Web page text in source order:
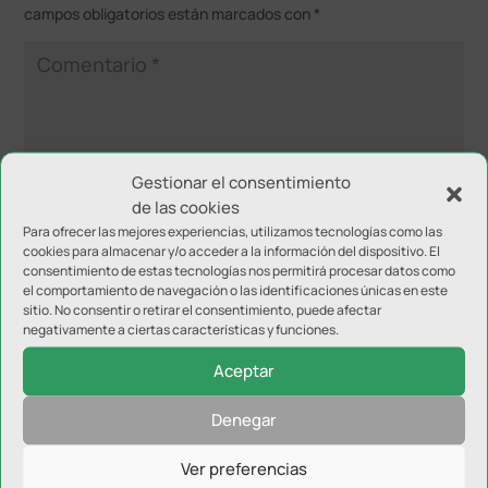
Gestionar el consentimiento
de las cookies
Para ofrecer las mejores experiencias, utilizamos tecnologías como las
cookies para almacenar y/o acceder a la información del dispositivo. El
consentimiento de estas tecnologías nos permitirá procesar datos como
el comportamiento de navegación o las identificaciones únicas en este
sitio. No consentir o retirar el consentimiento, puede afectar
negativamente a ciertas características y funciones.
Aceptar
Denegar
Ver preferencias
campos obligatorios están marcados con *